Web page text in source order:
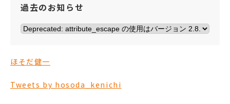
過去のお知らせ
ほそだ健一
Tweets by hosoda_kenichi